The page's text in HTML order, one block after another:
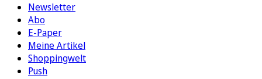
Newsletter
Abo
E-Paper
Meine Artikel
Shoppingwelt
Push